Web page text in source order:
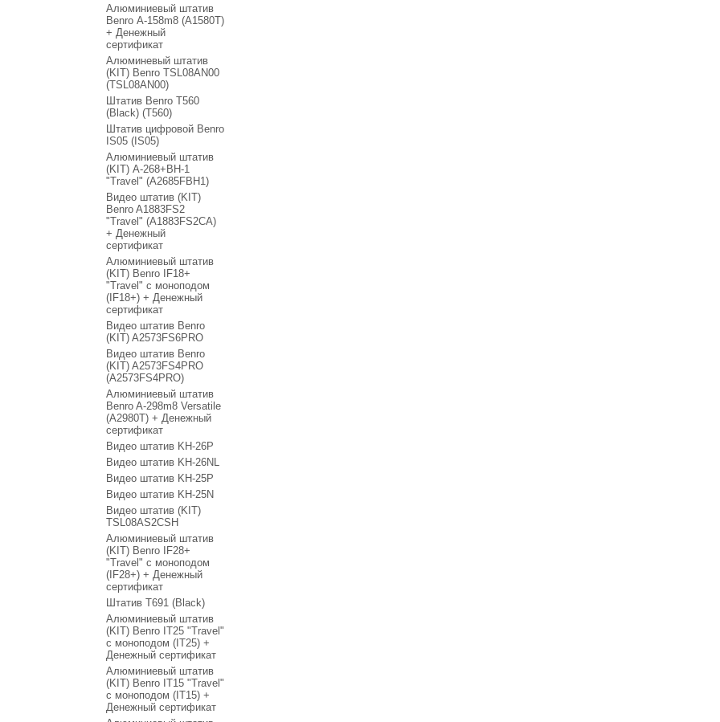
Алюминиевый штатив
Benro А-158m8 (А1580T)
+ Денежный
сертификат
Алюминевый штатив
(KIT) Benro TSL08AN00
(TSL08AN00)
Штатив Benro T560
(Black) (T560)
Штатив цифровой Benro
IS05 (IS05)
Алюминиевый штатив
(KIT) A-268+BH-1
"Travel" (A2685FBH1)
Видео штатив (KIT)
Benro A1883FS2
"Travel" (A1883FS2CA)
+ Денежный
сертификат
Алюминиевый штатив
(KIT) Benro IF18+
"Travel" с моноподом
(IF18+) + Денежный
сертификат
Видео штатив Benro
(KIT) A2573FS6PRO
Видео штатив Benro
(KIT) A2573FS4PRO
(A2573FS4PRO)
Алюминиевый штатив
Benro A-298m8 Versatile
(A2980T) + Денежный
сертификат
Видео штатив KH-26P
Видео штатив KH-26NL
Видео штатив KH-25P
Видео штатив KH-25N
Видео штатив (KIT)
TSL08AS2CSH
Алюминиевый штатив
(KIT) Benro IF28+
"Travel" с моноподом
(IF28+) + Денежный
сертификат
Штатив T691 (Black)
Алюминиевый штатив
(KIT) Benro IT25 "Travel"
с моноподом (IT25) +
Денежный сертификат
Алюминиевый штатив
(KIT) Benro IT15 "Travel"
с моноподом (IT15) +
Денежный сертификат